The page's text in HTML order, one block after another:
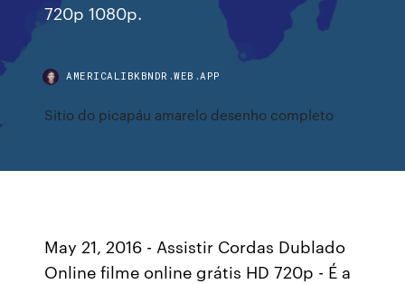
720p 1080p.
AMERICALIBKBNDR.WEB.APP
Sitio do picapáu amarelo desenho completo
May 21, 2016 - Assistir Cordas Dublado
Online filme online grátis HD 720p - É a